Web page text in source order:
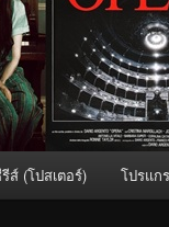
ส์ (โปสเตอร์) โปรแก